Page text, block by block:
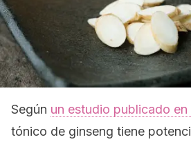
Según un estudio publicado en
tónico de ginseng tiene